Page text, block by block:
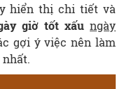
hiển thị chi tiết và
giờ tốt xấu ngày
gợi ý việc nên làm